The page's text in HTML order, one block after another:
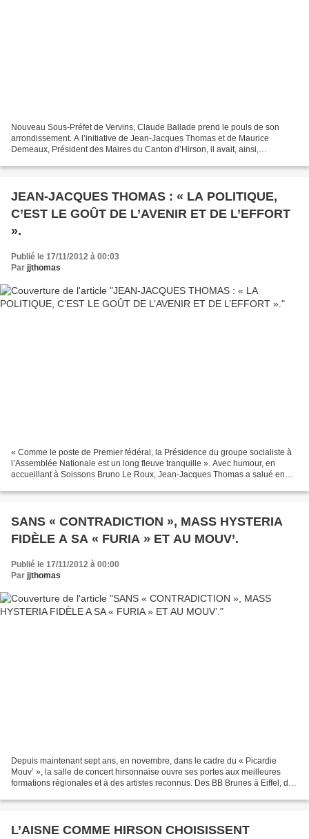
Nouveau Sous-Préfet de Vervins, Claude Ballade prend le pouls de son
arrondissement. A l’initiative de Jean-Jacques Thomas et de Maurice
Demeaux, Président des Maires du Canton d’Hirson, il avait, ainsi,
JEAN-JACQUES THOMAS : « LA POLITIQUE,
C’EST LE GOÛT DE L’AVENIR ET DE L’EFFORT
».
Publié le 17/11/2012 à 00:03
Par jjthomas
« Comme le poste de Premier fédéral, la Présidence du groupe socialiste à
l’Assemblée Nationale est un long fleuve tranquille ». Avec humour, en
accueillant à Soissons Bruno Le Roux, Jean-Jacques Thomas a salué en
SANS « CONTRADICTION », MASS HYSTERIA
FIDÈLE A SA « FURIA » ET AU MOUV’.
Publié le 17/11/2012 à 00:00
Par jjthomas
Depuis maintenant sept ans, en novembre, dans le cadre du « Picardie
Mouv’ », la salle de concert hirsonnaise ouvre ses portes aux meilleures
formations régionales et à des artistes reconnus. Des BB Brunes à Eiffel, des
L’AISNE COMME HIRSON CHOISISSENT